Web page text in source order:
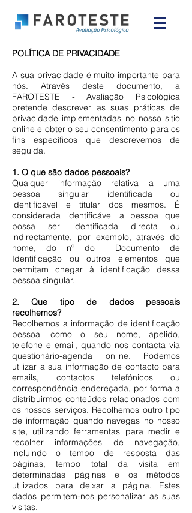
POLÍTICA DE PRIVACIDADE
A sua privacidade é muito importante para
nós. Através deste documento, a
FAROTESTE - Avaliação Psicológica
pretende descrever as suas práticas de
privacidade implementadas no nosso sitio
online e obter o seu consentimento para os
fins específicos que descrevemos de
seguida.
1. O que são dados pessoais?
Qualquer informação relativa a uma
pessoa singular identificada ou
identificável e titular dos mesmos. É
considerada identificável a pessoa que
possa ser identificada directa ou
indirectamente, por exemplo, através do
nome, do nº do Documento de
Identificação ou outros elementos que
permitam chegar à identificação dessa
pessoa singular.
2. Que tipo de dados pessoais
recolhemos?
Recolhemos a informação de identificação
pessoal como o seu nome, apelido,
telefone e email, quando nos contacta via
questionário-agenda online. Podemos
utilizar a sua informação de contacto para
emails, contactos telefónicos ou
correspondência endereçada, por forma a
distribuirmos conteúdos relacionados com
os nossos serviços. Recolhemos outro tipo
de informação quando navegas no nosso
site, utilizando ferramentas para medir e
recolher informações de navegação,
incluindo o tempo de resposta das
páginas, tempo total da visita em
determinadas páginas e os métodos
utilizados para deixar a página. Estes
dados permitem-nos personalizar as suas
visitas.